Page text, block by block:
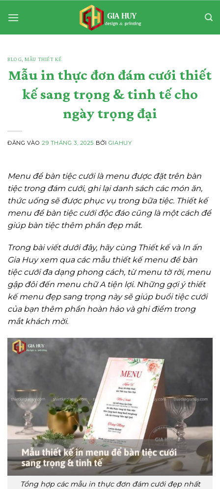
qua
BLOG ,MẪU THIẾT KẾ
Mẫu in thực đơn đám cưới thiết
kế sang trọng & tinh tế cho
ngày trọng đại
ĐĂNG VÀO29 THÁNG 3, 2025 BỞI GIAHUY
Menu để bàn tiệc cưới là menu được đặt trên bàn
tiệc trong đám cưới, ghi lại danh sách các món ăn,
thức uống sẽ được phục vụ trong bữa tiệc. Thiết kế
menu để bàn tiệc cưới độc đáo cũng là một cách để
giúp bàn tiệc thêm phần đẹp mắt.
Trong bài viết dưới đây, hãy cùng Thiết kế và In ấn
Gia Huy xem qua các mẫu thiết kế menu để bàn
tiệc cưới đa dạng phong cách, từ menu tờ rời, menu
gập đôi đến menu chữ A tiện lợi. Những gợi ý thiết
kế menu đẹp sang trọng này sẽ giúp buổi tiệc cưới
của bạn thêm phần hoàn hảo và ghi điểm trong
mắt khách mời.
Tổng hợp các mẫu in thực đơn đám cưới đẹp nhất